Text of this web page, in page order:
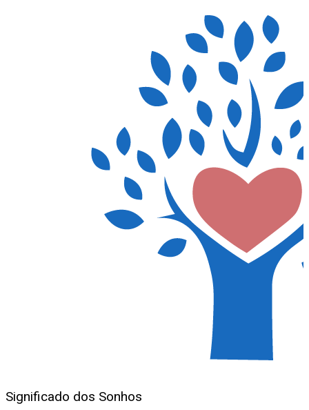
Significado dos Sonhos